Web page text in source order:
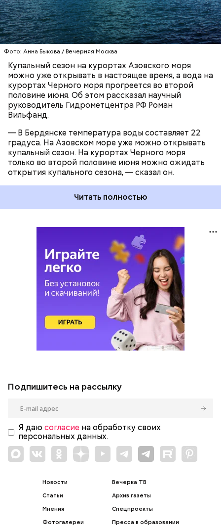
Фото: Анна Быкова / Вечерняя Москва
Купальный сезон на курортах Азовского моря
можно уже открывать в настоящее время, а вода на
курортах Черного моря прогреется во второй
половине июня. Об этом рассказал научный
руководитель Гидрометцентра РФ Роман
Вильфанд.
— В Бердянске температура воды составляет 22
градуса. На Азовском море уже можно открывать
купальный сезон. На курортах Черного моря
только во второй половине июня можно ожидать
открытия купального сезона, — сказал он.
Читать полностью
ЧЕРНОЕ МОРЕ
ПОГОДА
КУПАЛЬНЫЙ СЕЗОН
Подпишитесь на рассылку
Я даю согласие на обработку своих
персональных данных.
Новости
Статьи
Мнения
Фотогалереи
Вечерка ТВ
Архив газеты
Спецпроекты
Пресса в образовании